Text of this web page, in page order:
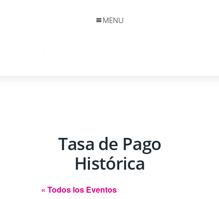
MENU
Tasa de Pago
Histórica
« Todos los Eventos